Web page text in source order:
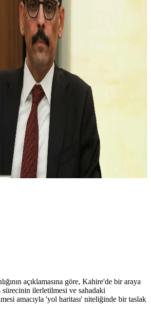
açıklamasına göre, Kahire'de bir araya
sürecinin ilerletilmesi ve sahadaki
amacıyla 'yol haritası' niteliğinde bir taslak